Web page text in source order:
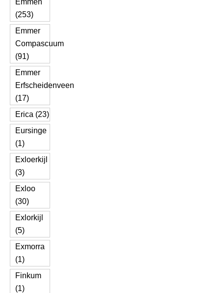
Emmen
(253)
Emmer
Compascuum
(91)
Emmer
Erfscheidenveen
(17)
Erica (23)
Eursinge
(1)
Exloerkijl
(3)
Exloo
(30)
Exlorkijl
(5)
Exmorra
(1)
Finkum
(1)